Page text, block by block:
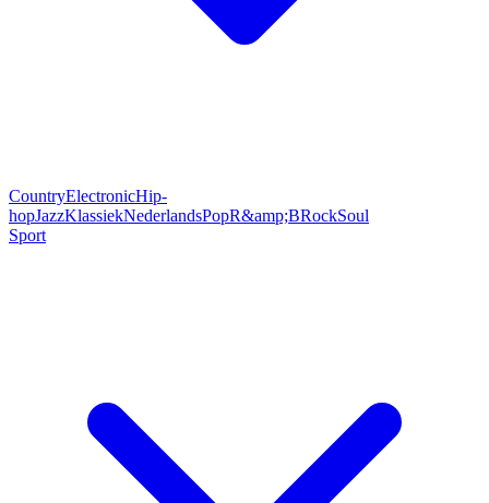
CountryElectronicHip-
hopJazzKlassiekNederlandsPopR&amp;BRockSoul
Sport